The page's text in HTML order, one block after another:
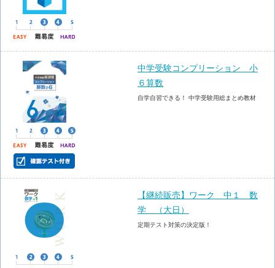
中学受験コンプリーション 小
６算数
自学自習できる！ 中学受験用総まとめ教材
【継続販売】ワーク 中１ 数
学 （大日）
定期テスト対策の決定版！